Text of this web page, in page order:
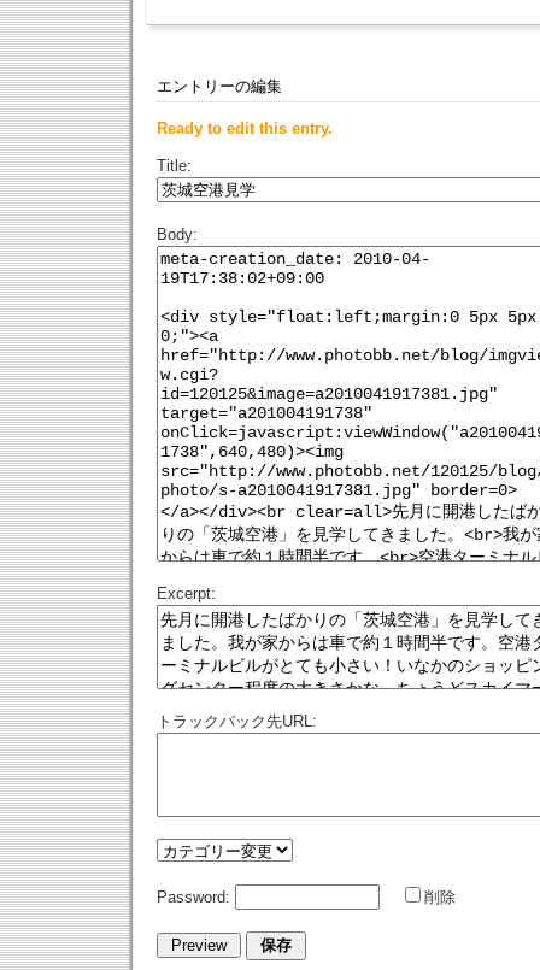
エントリーの編集
Ready to edit this entry.
Title:
Body:
Excerpt:
トラックバック先URL:
Password: 削除